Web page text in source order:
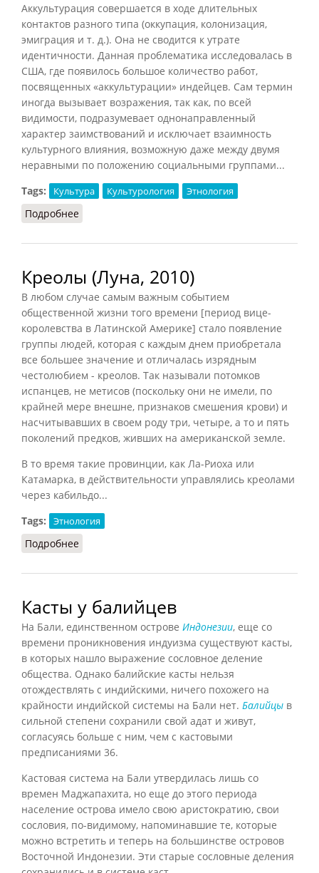
Аккультурация совершается в ходе длительных
контактов разного типа (оккупация, колонизация,
эмиграция и т. д.). Она не сводится к утрате
идентичности. Данная проблематика исследовалась в
США, где появилось большое количество работ,
посвященных «аккультурации» индейцев. Сам термин
иногда вызывает возражения, так как, по всей
видимости, подразумевает однонаправленный
характер заимствований и исключает взаимность
культурного влияния, возможную даже между двумя
неравными по положению социальными группами...
Tags:
Культура Культурология Этнология
Подробнее
Креолы (Луна, 2010)
В любом случае самым важным событием
общественной жизни того времени [период вице-
королевства в Латинской Америке] стало появление
группы людей, которая с каждым днем приобретала
все большее значение и отличалась изрядным
честолюбием - креолов. Так называли потомков
испанцев, не метисов (поскольку они не имели, по
крайней мере внешне, признаков смешения крови) и
насчитывавших в своем роду три, четыре, а то и пять
поколений предков, живших на американской земле.
В то время такие провинции, как Ла-Риоха или
Катамарка, в действительности управлялись креолами
через кабильдо...
Tags:
Этнология
Подробнее
Касты у балийцев
На Бали, единственном острове Индонезии, еще со
времени проникновения индуизма существуют касты,
в которых нашло выражение сословное деление
общества. Однако балийские касты нельзя
отождествлять с индийскими, ничего похожего на
крайности индийской системы на Бали нет. Балийцы в
сильной степени сохранили свой адат и живут,
согласуясь больше с ним, чем с кастовыми
предписаниями 36.
Кастовая система на Бали утвердилась лишь со
времен Маджапахита, но еще до этого периода
население острова имело свою аристократию, свои
сословия, по-видимому, напоминавшие те, которые
можно встретить и теперь на большинстве островов
Восточной Индонезии. Эти старые сословные деления